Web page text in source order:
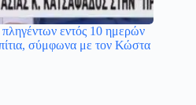
εντός 10 ημερών
σύμφωνα με τον Κώστα